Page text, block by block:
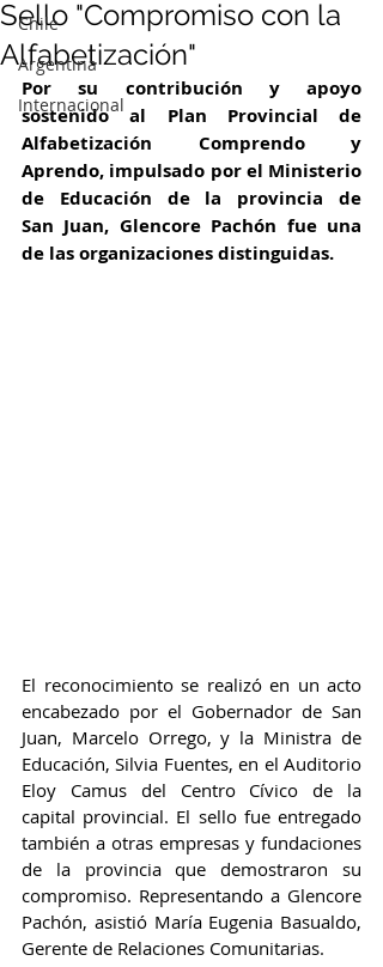
Chile
Argentina
Internacional
Sello "Compromiso con la
Alfabetización"
Por su contribución y apoyo
sostenido al Plan Provincial de
Alfabetización Comprendo y
Aprendo, impulsado por el Ministerio
de Educación de la provincia de
San Juan, Glencore Pachón fue una
de las organizaciones distinguidas.
El reconocimiento se realizó en un acto
encabezado por el Gobernador de San
Juan, Marcelo Orrego, y la Ministra de
Educación, Silvia Fuentes, en el Auditorio
Eloy Camus del Centro Cívico de la
capital provincial. El sello fue entregado
también a otras empresas y fundaciones
de la provincia que demostraron su
compromiso. Representando a Glencore
Pachón, asistió María Eugenia Basualdo,
Gerente de Relaciones Comunitarias.